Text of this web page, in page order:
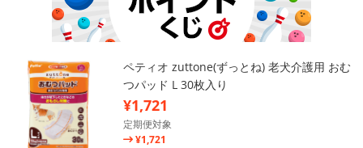
ペティオ zuttone(ずっとね) 老犬介護用 おむ
つパッド L 30枚入り
¥1,721
定期便対象
¥1,721